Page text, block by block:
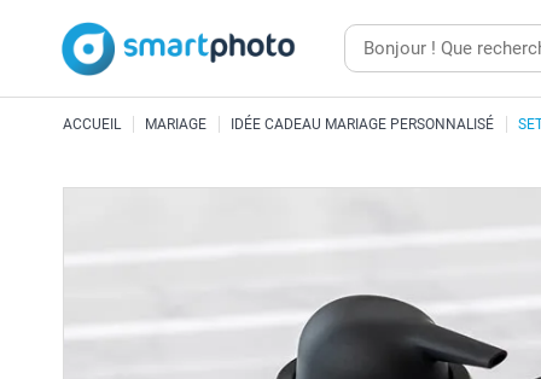
ACCUEIL MARIAGE IDÉE CADEAU MARIAGE PERSONNALISÉ